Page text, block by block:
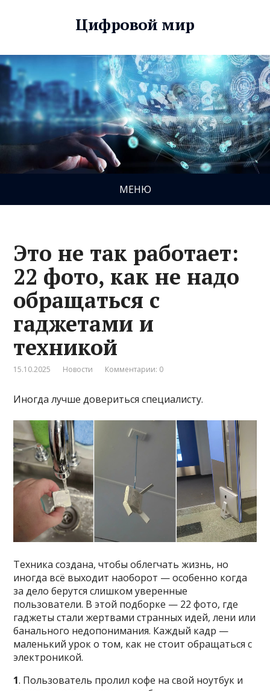
Цифровой мир
МЕНЮ
Это не так работает:
22 фото, как не надо
обращаться с
гаджетами и
техникой
15.10.2025 Новости Комментарии: 0
Иногда лучше довериться специалисту.
Техника создана, чтобы облегчать жизнь, но
иногда всё выходит наоборот — особенно когда
за дело берутся слишком уверенные
пользователи. В этой подборке — 22 фото, где
гаджеты стали жертвами странных идей, лени или
банального недопонимания. Каждый кадр —
маленький урок о том, как не стоит обращаться с
электроникой.
1. Пользователь пролил кофе на свой ноутбук и